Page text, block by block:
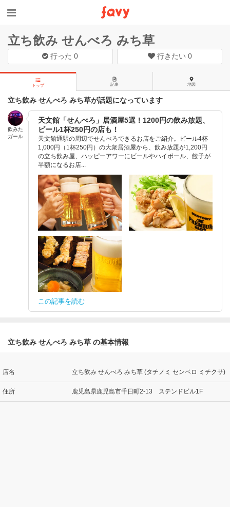
立ち飲み せんべろ みち草
行った0 行きたい 0
トップ 記事 地図
立ち飲み せんべろ みち草が話題になっています
飲みた
ガール
天文館「せんべろ」居酒屋5選！1200円の飲み放題、
ビール1杯250円の店も！
天文館通駅の周辺でせんべろできるお店をご紹介。ビール4杯
1,000円（1杯250円）の大衆居酒屋から、飲み放題が1,200円
の立ち飲み屋、ハッピーアワーにビールやハイボール、餃子が
半額になるお店...
この記事を読む
立ち飲み せんべろ みち草 の基本情報
店名 立ち飲み せんべろ みち草 (タチノミ センベロ ミチクサ)
住所 鹿児島県鹿児島市千日町2-13 ステンドビル1F